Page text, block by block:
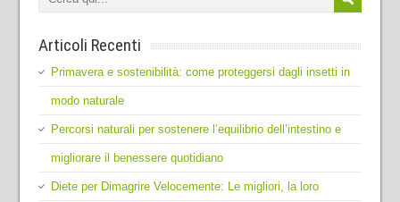
Articoli Recenti
Primavera e sostenibilità: come proteggersi dagli insetti in
modo naturale
Percorsi naturali per sostenere l’equilibrio dell’intestino e
migliorare il benessere quotidiano
Diete per Dimagrire Velocemente: Le migliori, la loro